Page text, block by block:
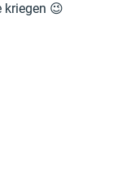
kriegen 😉